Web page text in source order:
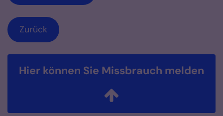
Zurück
Hier können Sie Missbrauch melden